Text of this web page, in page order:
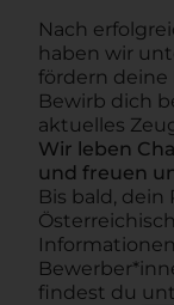
Nach
haben wir
fördern deine
Bewirb dich
aktuelles
Wir leben
und freuen
Bis bald, dein
findest du